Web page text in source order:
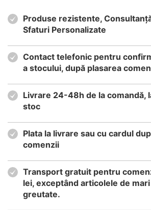
Produse rezistente,
Sfaturi Personalizate
Contact telefonic pentru
a stocului, după plasarea
Livrare 24-48h de la comandă,
stoc
Plata la livrare sau cu cardul
comenzii
Transport gratuit pentru
lei, exceptând articolele de
greutate.